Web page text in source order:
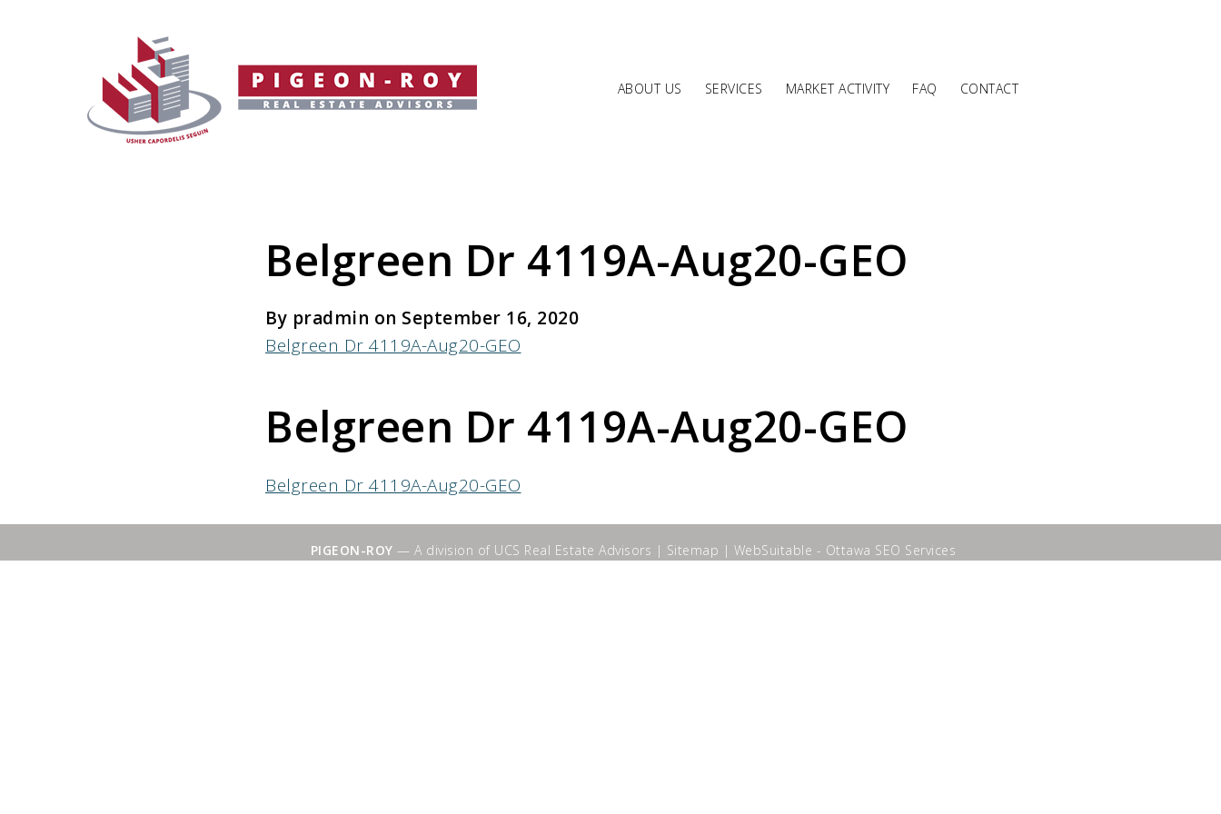
ABOUT US SERVICES MARKET ACTIVITY FAQ CONTACT
Belgreen Dr 4119A-Aug20-GEO
By pradmin on September 16, 2020
Belgreen Dr 4119A-Aug20-GEO
Belgreen Dr 4119A-Aug20-GEO
Belgreen Dr 4119A-Aug20-GEO
PIGEON-ROY — A division of UCS Real Estate Advisors | Sitemap | WebSuitable - Ottawa SEO Services